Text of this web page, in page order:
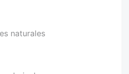
naturales